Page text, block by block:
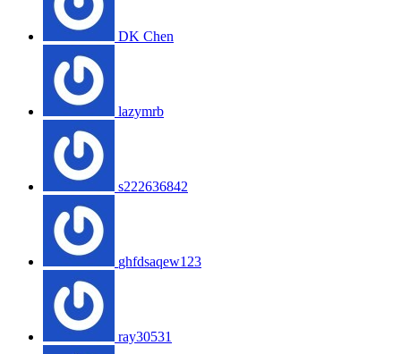
DK Chen
lazymrb
s222636842
ghfdsaqew123
ray30531